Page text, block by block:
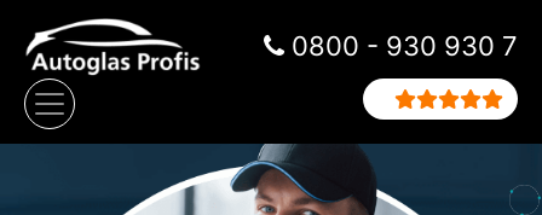
Zum Inhalt springen
Hauptnavigation
0800 - 930 930 7